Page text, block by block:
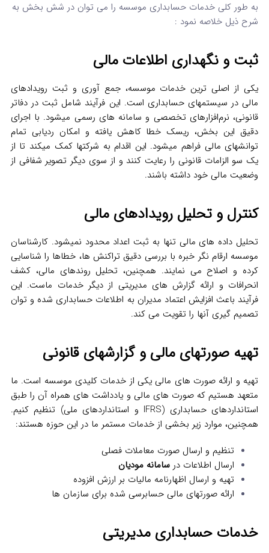
به طور کلی خدمات حسابداری موسسه را می توان در شش بخش به
شرح ذیل خلاصه نمود :
ثبت و نگهداری اطلاعات مالی
یکی از اصلی ترین خدمات موسسه، جمع‌ آوری و ثبت رویدادهای
مالی در سیستمهای حسابداری است. این فرآیند شامل ثبت در دفاتر
قانونی، نرم‌افزارهای تخصصی و سامانه‌ های رسمی میشود. با اجرای
دقیق این بخش، ریسک خطا کاهش یافته و امکان ردیابی تمام
توانشهای مالی فراهم میشود. این اقدام به شرکتها کمک میکند تا از
یک سو الزامات قانونی را رعایت کنند و از سوی دیگر تصویر شفافی از
وضعیت مالی خود داشته باشند.
کنترل و تحلیل رویدادهای مالی
تحلیل داده‌ های مالی تنها به ثبت اعداد محدود نمیشود. کارشناسان
موسسه ارقام نگر خبره با بررسی دقیق تراکنش‌ ها، خطاها را شناسایی
کرده و اصلاح می‌ نمایند. همچنین، تحلیل روندهای مالی، کشف
انحرافات و ارائه گزارش‌ های مدیریتی از دیگر خدمات ماست. این
فرآیند باعث افزایش اعتماد مدیران به اطلاعات حسابداری شده و توان
تصمیم‌ گیری آنها را تقویت می‌ کند.
تهیه صورتهای مالی و گزارشهای قانونی
تهیه و ارائه صورت‌ های مالی یکی از خدمات کلیدی موسسه است. ما
متعهد هستیم که صورت‌ های مالی و یادداشت‌ های همراه آن را طبق
استانداردهای حسابداری (IFRS و استانداردهای ملی) تنظیم کنیم.
همچنین، موارد زیر بخشی از خدمات مستمر ما در این حوزه هستند:
تنظیم و ارسال صورت معاملات فصلی
ارسال اطلاعات در سامانه مودیان
تهیه و ارسال اظهارنامه مالیات بر ارزش افزوده
ارائه صورتهای مالی حسابرسی‌ شده برای سازمان‌ ها
خدمات حسابداری مدیریتی